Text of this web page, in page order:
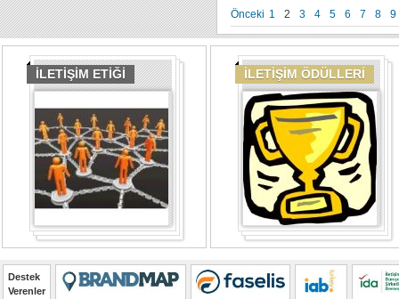
Önceki 1 2 3 4 5 6 7 8 9
İLETİŞİM ETİĞİ İLETİŞİM ÖDÜLLERİ
Destek
Verenler